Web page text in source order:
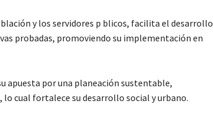
y los servidores p blicos, facilita el desarrollo
probadas, promoviendo su implementación en
apuesta por una planeación sustentable,
lo cual fortalece su desarrollo social y urbano.